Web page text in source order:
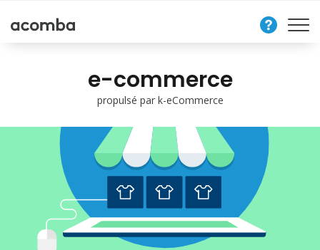
Nous
contacter
e-commerce
propulsé par k-eCommerce